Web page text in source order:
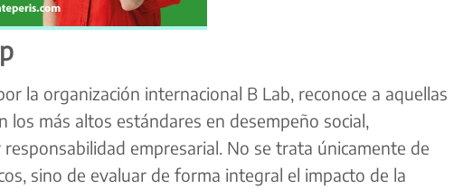
la organización internacional B Lab, reconoce a aquellas
los más altos estándares en desempeño social,
empresarial. No se trata únicamente de
sino de evaluar de forma integral el impacto de la